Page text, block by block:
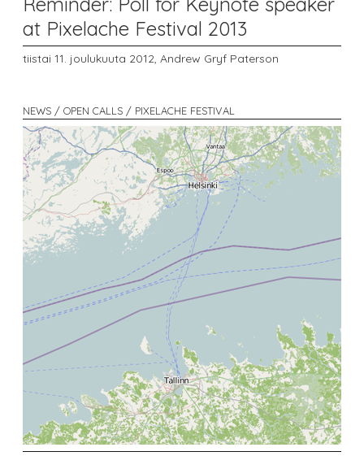
at Pixelache Festival 2013
tiistai 11. joulukuuta 2012, Andrew Gryf Paterson
NEWS / OPEN CALLS / PIXELACHE FESTIVAL